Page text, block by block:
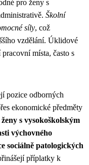
pro ženy s
Školní
síly, což
vzdělání. Úklidové
místa, často s
pozice odborných
ekonomické předměty
s vysokoškolským
výchovného
sociálně patologických
příplatky k